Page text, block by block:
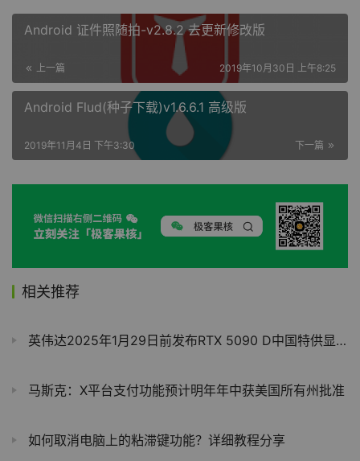
Android 证件照随拍-v2.8.2 去更新修改版
上一篇 2019年10月30日 上午8:25
Android Flud(种子下载)v1.6.6.1 高级版
下一篇
2019年11月4日 下午3:30
相关推荐
英伟达2025年1月29日前发布RTX 5090 D中国特供显卡
马斯克：X平台支付功能预计明年年中获美国所有州批准
如何取消电脑上的粘滞键功能？详细教程分享